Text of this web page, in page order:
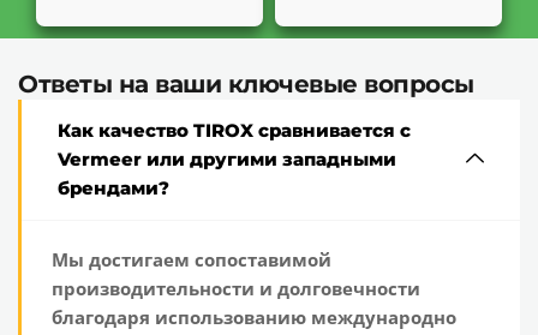
Ответы на ваши ключевые вопросы
Как качество TIROX сравнивается с
Vermeer или другими западными
брендами?
Мы достигаем сопоставимой
производительности и долговечности
благодаря использованию международно